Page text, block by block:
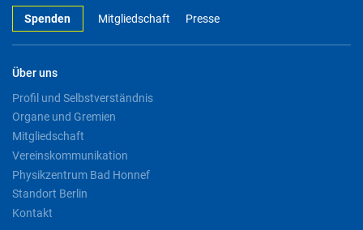
Spenden Mitgliedschaft Presse
Über uns
Profil und Selbstverständnis
Organe und Gremien
Mitgliedschaft
Vereinskommunikation
Physikzentrum Bad Honnef
Standort Berlin
Kontakt